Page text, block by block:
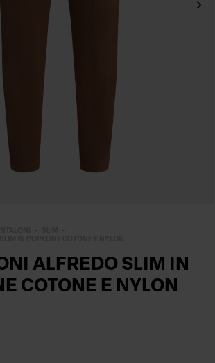
ALFREDO SLIM IN
COTONE E NYLON